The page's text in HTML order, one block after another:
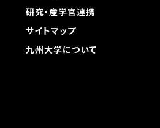
研究・産学官連携
サイトマップ
九州大学について